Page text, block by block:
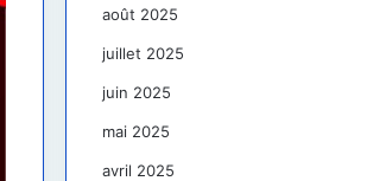
août 2025
juillet 2025
juin 2025
mai 2025
avril 2025